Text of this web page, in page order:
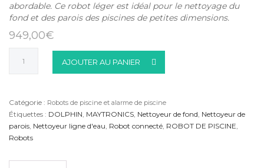
abordable. Ce robot léger est idéal pour le nettoyage du
fond et des parois des piscines de petites dimensions.
949,00€
S100
Maytronics
AJOUTER AU PANIER
Catégorie : Robots de piscine et alarme de piscine
Étiquettes : DOLPHIN, MAYTRONICS, Nettoyeur de fond, Nettoyeur de
parois, Nettoyeur ligne d'eau, Robot connecté, ROBOT DE PISCINE,
Robots